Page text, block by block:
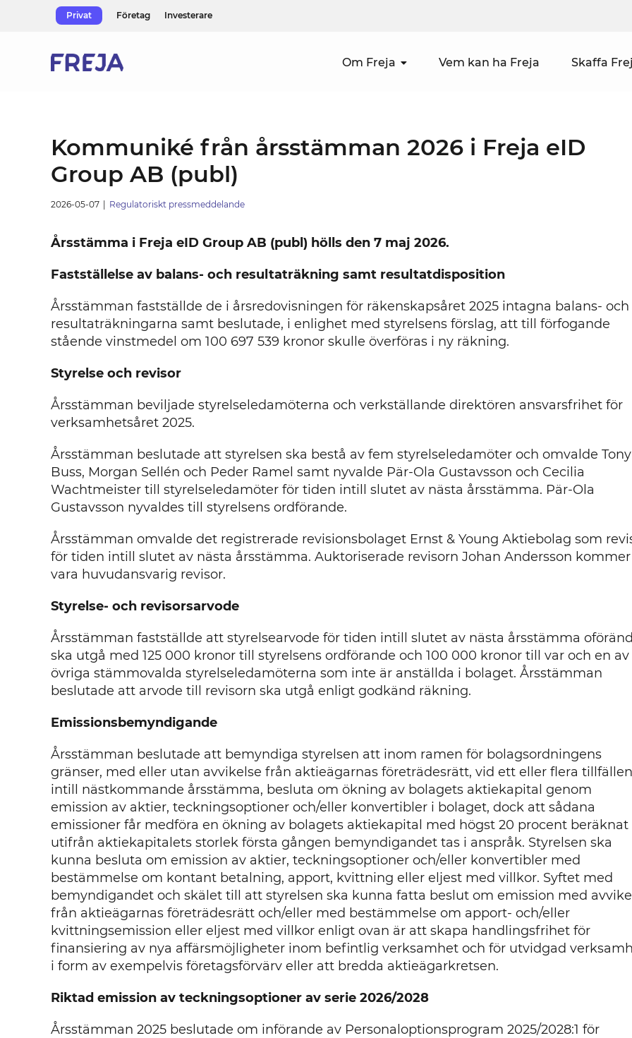
Privat Företag Investerare
Om Freja Vem kan ha Freja Skaffa
Kommuniké från årsstämman 2026 i Freja eID
Group AB (publ)
2026-05-07 Regulatoriskt pressmeddelande
Årsstämma i Freja eID Group AB (publ) hölls den 7 maj 2026.
Fastställelse av balans- och resultaträkning samt resultatdisposition
Årsstämman fastställde de i årsredovisningen för räkenskapsåret 2025 intagna balans- och
resultaträkningarna samt beslutade, i enlighet med styrelsens förslag, att till förfogande
stående vinstmedel om 100 697 539 kronor skulle överföras i ny räkning.
Styrelse och revisor
Årsstämman beviljade styrelseledamöterna och verkställande direktören ansvarsfrihet för
verksamhetsåret 2025.
Årsstämman beslutade att styrelsen ska bestå av fem styrelseledamöter och omvalde Tony
Buss, Morgan Sellén och Peder Ramel samt nyvalde Pär-Ola Gustavsson och Cecilia
Wachtmeister till styrelseledamöter för tiden intill slutet av nästa årsstämma. Pär-Ola
Gustavsson nyvaldes till styrelsens ordförande.
Årsstämman omvalde det registrerade revisionsbolaget Ernst & Young Aktiebolag som
för tiden intill slutet av nästa årsstämma. Auktoriserade revisorn Johan Andersson
vara huvudansvarig revisor.
Styrelse- och revisorsarvode
Årsstämman fastställde att styrelsearvode för tiden intill slutet av nästa årsstämma
ska utgå med 125 000 kronor till styrelsens ordförande och 100 000 kronor till var och en av
övriga stämmovalda styrelseledamöterna som inte är anställda i bolaget. Årsstämman
beslutade att arvode till revisorn ska utgå enligt godkänd räkning.
Emissionsbemyndigande
Årsstämman beslutade att bemyndiga styrelsen att inom ramen för bolagsordningens
gränser, med eller utan avvikelse från aktieägarnas företrädesrätt, vid ett eller flera tillfällen
intill nästkommande årsstämma, besluta om ökning av bolagets aktiekapital genom
emission av aktier, teckningsoptioner och/eller konvertibler i bolaget, dock att sådana
emissioner får medföra en ökning av bolagets aktiekapital med högst 20 procent beräknat
utifrån aktiekapitalets storlek första gången bemyndigandet tas i anspråk. Styrelsen ska
kunna besluta om emission av aktier, teckningsoptioner och/eller konvertibler med
bestämmelse om kontant betalning, apport, kvittning eller eljest med villkor. Syftet med
bemyndigandet och skälet till att styrelsen ska kunna fatta beslut om emission med
från aktieägarnas företrädesrätt och/eller med bestämmelse om apport- och/eller
kvittningsemission eller eljest med villkor enligt ovan är att skapa handlingsfrihet för
finansiering av nya affärsmöjligheter inom befintlig verksamhet och för utvidgad
i form av exempelvis företagsförvärv eller att bredda aktieägarkretsen.
Riktad emission av teckningsoptioner av serie 2026/2028
Årsstämman 2025 beslutade om införande av Personaloptionsprogram 2025/2028:1 för